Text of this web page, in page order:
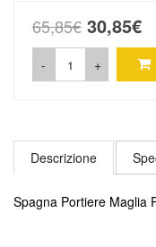
65,85€ 30,85€
- +
Descrizione
Spagna Portiere Maglia